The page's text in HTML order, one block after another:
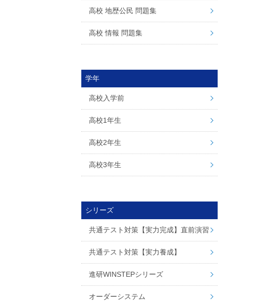
高校 地歴公民 問題集
高校 情報 問題集
学年
高校入学前
高校1年生
高校2年生
高校3年生
シリーズ
共通テスト対策【実力完成】直前演習
共通テスト対策【実力養成】
進研WINSTEPシリーズ
オーダーシステム